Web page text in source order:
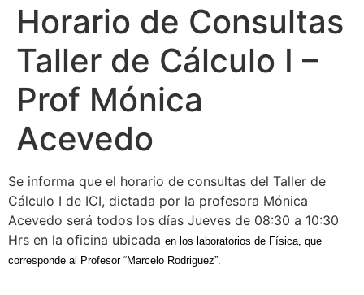
Horario de Consultas
Taller de Cálculo I –
Prof Mónica
Acevedo
Se informa que el horario de consultas del Taller de
Cálculo I de ICI, dictada por la profesora Mónica
Acevedo será todos los días Jueves de 08:30 a 10:30
Hrs en la oficina ubicada en los laboratorios de Física, que
corresponde al Profesor “Marcelo Rodriguez”.